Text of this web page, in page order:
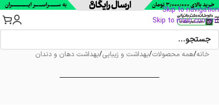
Skip to navigation
Skip to main content
خانه/همه محصولات/بهداشت و زیبایی/بهداشت دهان و دندان